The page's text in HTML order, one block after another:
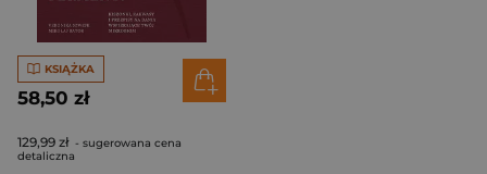
KSIĄŻKA
58,50 zł
129,99 zł - sugerowana cena
detaliczna